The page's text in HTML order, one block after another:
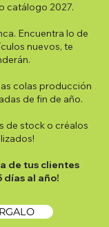
catálogo 2027.
Encuentra lo de
nuevos, te
colas producción
de fin de año.
de stock o créalos
de tus clientes
días al año!